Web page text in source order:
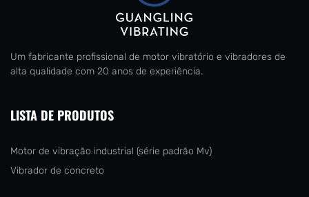
Um fabricante profissional de motor vibratório e vibradores de
alta qualidade com 20 anos de experiência.
LISTA DE PRODUTOS
Motor de vibração industrial (série padrão Mv)
Vibrador de concreto